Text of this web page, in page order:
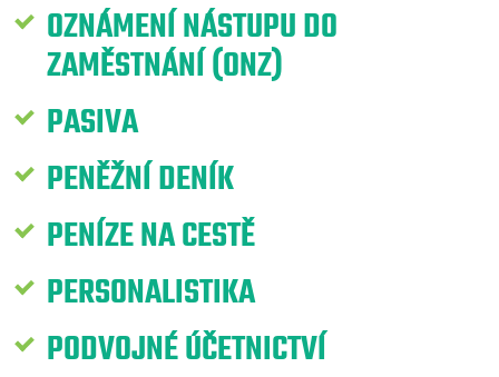
OZNÁMENÍ NÁSTUPU DO
ZAMĚSTNÁNÍ (ONZ)
PASIVA
PENĚŽNÍ DENÍK
PENÍZE NA CESTĚ
PERSONALISTIKA
PODVOJNÉ ÚČETNICTVÍ